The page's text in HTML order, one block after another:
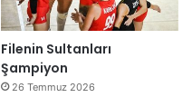
Filenin Sultanları
Şampiyon
26 Temmuz 2026